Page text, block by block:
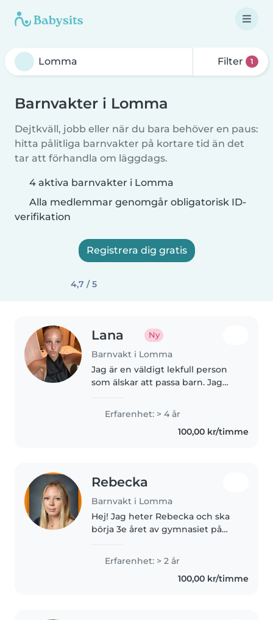
Filter 1
Barnvakter i Lomma
Dejtkväll, jobb eller när du bara behöver en paus:
hitta pålitliga barnvakter på kortare tid än det
tar att förhandla om läggdags.
4 aktiva barnvakter i Lomma
Alla medlemmar genomgår obligatorisk ID-
verifikation
Registrera dig gratis
4,7 / 5
Lana Ny
Barnvakt i Lomma
Jag är en väldigt lekfull person
som älskar att passa barn. Jag
att jobba med barn i alla åldrar,
både stora som små. Jag har
både varit gymnastik tränare..
Erfarenhet: > 4 år
100,00 kr/timme
Rebecka
Barnvakt i Lomma
Hej! Jag heter Rebecka och ska
börja 3e året av gymnasiet på
tidigare erfarenhet av att vara
barnvakt och arbete med barn
då jag har jobbat under längre..
Erfarenhet: > 2 år
100,00 kr/timme